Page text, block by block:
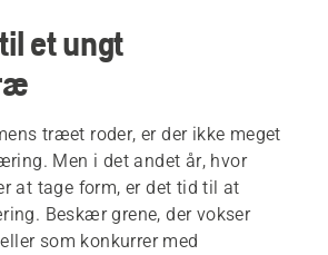
et ungt
træet roder, er der ikke meget
Men i det andet år, hvor
at tage form, er det tid til at
Beskær grene, der vokser
som konkurrer med